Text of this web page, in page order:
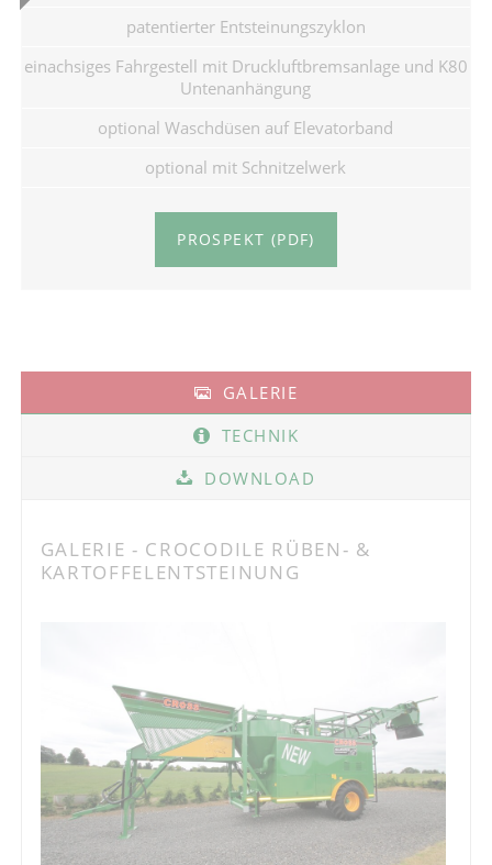
patentierter Entsteinungszyklon
einachsiges Fahrgestell mit Druckluftbremsanlage und K80
Untenanhängung
optional Waschdüsen auf Elevatorband
optional mit Schnitzelwerk
PROSPEKT (PDF)
GALERIE
TECHNIK
DOWNLOAD
GALERIE - CROCODILE RÜBEN- &
KARTOFFELENTSTEINUNG